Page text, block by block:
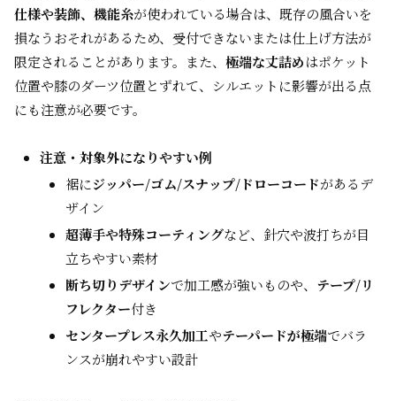
仕様や装飾、機能糸が使われている場合は、既存の風合いを
損なうおそれがあるため、受付できないまたは仕上げ方法が
限定されることがあります。また、 極端な丈詰めはポケット
位置や膝のダーツ位置とずれて、シルエットに影響が出る点
にも注意が必要です。
注意・対象外になりやすい例
裾にジッパー/ゴム/スナップ/ドローコードがあるデ
ザイン
超薄手や特殊コーティングなど、針穴や波打ちが目
立ちやすい素材
断ち切りデザインで加工感が強いものや、 テープ/リ
フレクター付き
センタープレス永久加工やテーパードが極端でバラ
ンスが崩れやすい設計